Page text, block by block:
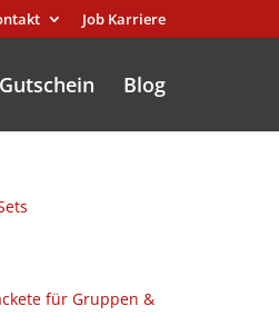
Job Karriere
Gutschein Blog
für Gruppen &